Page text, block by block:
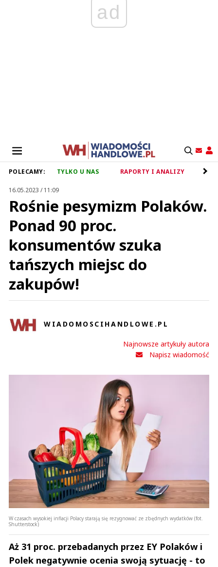
ad
POLECAMY: TYLKO U NAS RAPORTY I ANALIZY
16.05.2023 / 11:09
Rośnie pesymizm Polaków.
Ponad 90 proc.
konsumentów szuka
tańszych miejsc do
zakupów!
WIADOMOSCIHANDLOWE.PL
Najnowsze artykuły autora
Napisz wiadomość
W czasach wysokiej inflacji Polacy starają się rezygnować ze zbędnych wydatków (fot.
Shutterstock)
Aż 31 proc. przebadanych przez EY Polaków i
Polek negatywnie ocenia swoją sytuację - to